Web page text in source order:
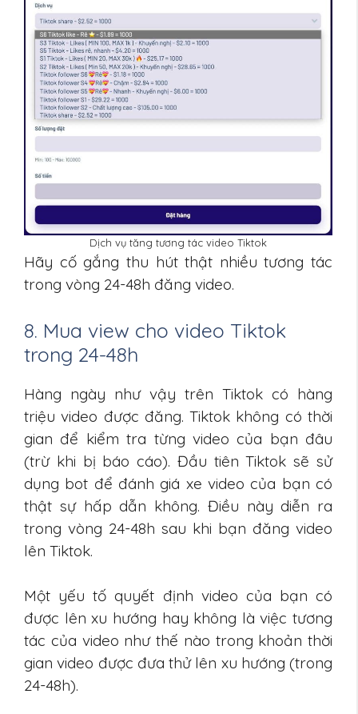
Dịch vụ tăng tương tác video Tiktok
Hãy cố gắng thu hút thật nhiều tương tác
trong vòng 24-48h đăng video.
8. Mua view cho video Tiktok
trong 24-48h
Hàng ngày như vậy trên Tiktok có hàng
triệu video được đăng. Tiktok không có thời
gian để kiểm tra từng video của bạn đâu
(trừ khi bị báo cáo). Đầu tiên Tiktok sẽ sử
dụng bot để đánh giá xe video của bạn có
thật sự hấp dẫn không. Điều này diễn ra
trong vòng 24-48h sau khi bạn đăng video
lên Tiktok.
Một yếu tố quyết định video của bạn có
được lên xu hướng hay không là việc tương
tác của video như thế nào trong khoản thời
gian video được đưa thử lên xu hướng (trong
24-48h).